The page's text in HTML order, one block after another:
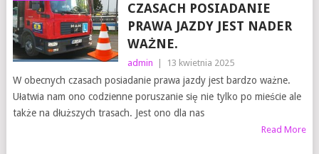
CZASACH POSIADANIE
PRAWA JAZDY JEST NADER
WAŻNE.
admin 13 kwietnia 2025
W obecnych czasach posiadanie prawa jazdy jest bardzo ważne.
Ułatwia nam ono codzienne poruszanie się nie tylko po mieście ale
także na dłuższych trasach. Jest ono dla nas
Read More